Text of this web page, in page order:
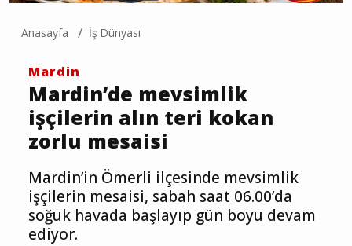
Anasayfa İş Dünyası
Mardin
Mardin’de mevsimlik
işçilerin alın teri kokan
zorlu mesaisi
Mardin’in Ömerli ilçesinde mevsimlik
işçilerin mesaisi, sabah saat 06.00’da
soğuk havada başlayıp gün boyu devam
ediyor.